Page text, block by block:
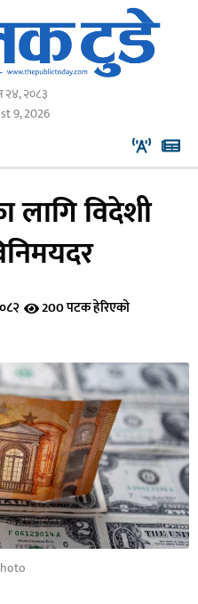
२०८३
9, 2026
विदेशी
200 पटक हेरिएको